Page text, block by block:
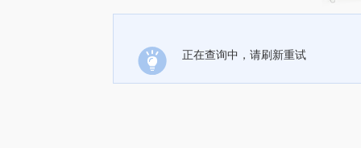
正在查询中，请刷新重试